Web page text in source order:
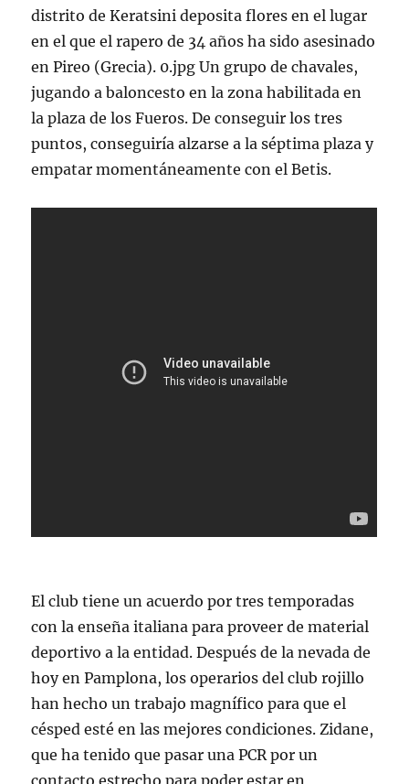
distrito de Keratsini deposita flores en el lugar
en el que el rapero de 34 años ha sido asesinado
en Pireo (Grecia). 0.jpg Un grupo de chavales,
jugando a baloncesto en la zona habilitada en
la plaza de los Fueros. De conseguir los tres
puntos, conseguiría alzarse a la séptima plaza y
empatar momentáneamente con el Betis.
El club tiene un acuerdo por tres temporadas
con la enseña italiana para proveer de material
deportivo a la entidad. Después de la nevada de
hoy en Pamplona, los operarios del club rojillo
han hecho un trabajo magnífico para que el
césped esté en las mejores condiciones. Zidane,
que ha tenido que pasar una PCR por un
contacto estrecho para poder estar en